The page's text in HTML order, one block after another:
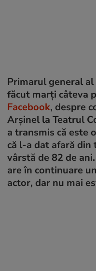
Primarul general
făcut marți câteva
Facebook, despre
Arşinel la Teatrul
a transmis că este
că l-a dat afară
vârstă de 82 de
are în continuare
actor, dar nu mai